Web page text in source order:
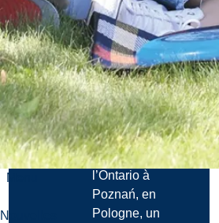
Menu
Nouvelles
internationale
aux études
supérieures :
un diplômé en
sciences
économiques
de l’Universi...
Du nord de
l’Ontario à
Poznań, en
Pologne, un